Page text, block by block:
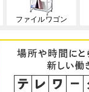
ファイルワゴン